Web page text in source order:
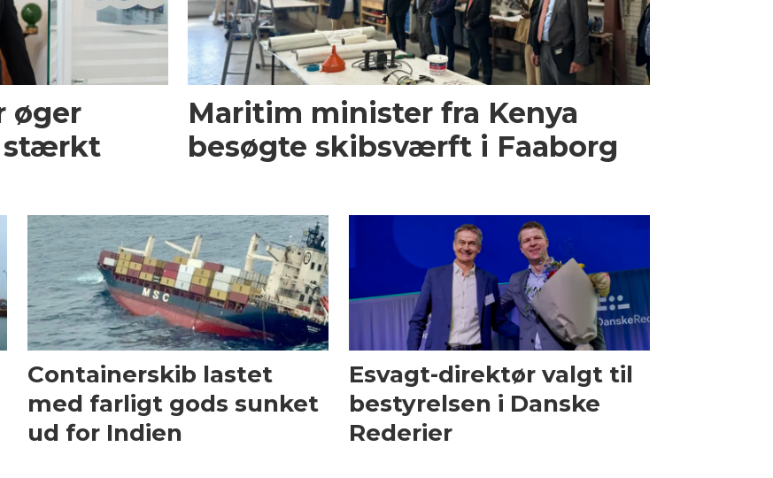
øger
stærkt
Maritim minister fra Kenya
besøgte skibsværft i Faaborg
Containerskib lastet
med farligt gods sunket
ud for Indien
Esvagt-direktør valgt til
bestyrelsen i Danske
Rederier